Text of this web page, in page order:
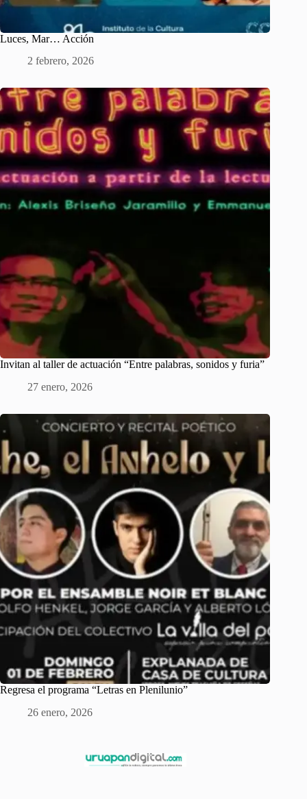
Luces, Mar… Acción
2 febrero, 2026
Invitan al taller de actuación “Entre palabras, sonidos y furia”
27 enero, 2026
Regresa el programa “Letras en Plenilunio”
26 enero, 2026